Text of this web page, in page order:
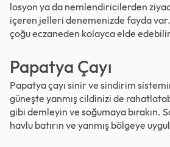
losyon ya da nemlendiricilerden
içeren jelleri denemenizde fayda
çoğu eczaneden kolayca elde
Papatya Çayı
Papatya çayı sinir ve sindirim
güneşte yanmış cildinizi de
gibi demleyin ve soğumaya bırakın.
havlu batırın ve yanmış bölgeye